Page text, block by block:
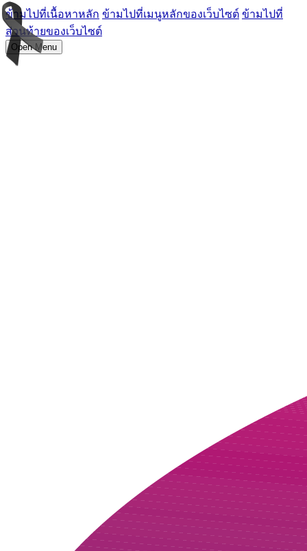
ข้ามไปที่เนื้อหาหลัก ข้ามไปที่เมนูหลักของเว็บไซต์ ข้ามไปที่
ส่วนท้ายของเว็บไซต์
Open Menu